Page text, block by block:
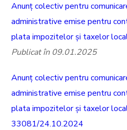
Anunț colectiv pentru
administrative emise pentru
plata impozitelor și taxelor
Publicat în 09.01.2025
Anunț colectiv pentru
administrative emise pentru
plata impozitelor și taxelor
33081/24.10.2024